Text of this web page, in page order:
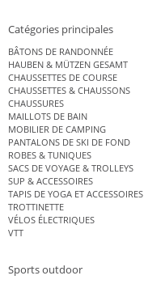
Catégories principales
BÂTONS DE RANDONNÉE
HAUBEN & MÜTZEN GESAMT
CHAUSSETTES DE COURSE
CHAUSSETTES & CHAUSSONS
CHAUSSURES
MAILLOTS DE BAIN
MOBILIER DE CAMPING
PANTALONS DE SKI DE FOND
ROBES & TUNIQUES
SACS DE VOYAGE & TROLLEYS
SUP & ACCESSOIRES
TAPIS DE YOGA ET ACCESSOIRES
TROTTINETTE
VÉLOS ÉLECTRIQUES
VTT
Sports outdoor